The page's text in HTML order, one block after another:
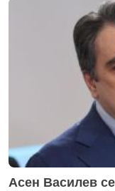
Асен Василев